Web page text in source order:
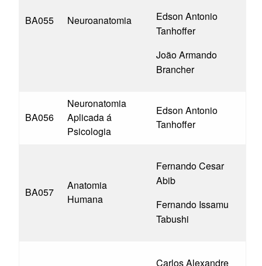
BA055 Neuroanatomia
Edson Antonio
Tanhoffer
João Armando
Brancher
BA056
Neuronatomia
Aplicada á
Psicologia
Edson Antonio
Tanhoffer
BA057
Anatomia
Humana
Fernando Cesar
Abib
Fernando Issamu
Tabushi
Carlos Alexandre